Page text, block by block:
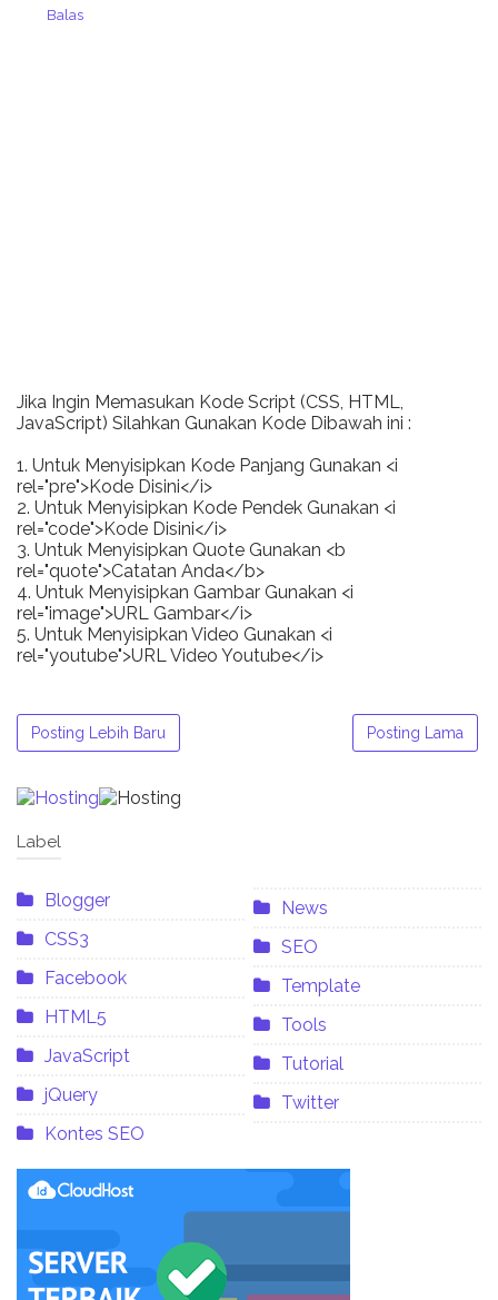
Balas
Jika Ingin Memasukan Kode Script (CSS, HTML,
JavaScript) Silahkan Gunakan Kode Dibawah ini :
1. Untuk Menyisipkan Kode Panjang Gunakan <i
rel="pre">Kode Disini</i>
2. Untuk Menyisipkan Kode Pendek Gunakan <i
rel="code">Kode Disini</i>
3. Untuk Menyisipkan Quote Gunakan <b
rel="quote">Catatan Anda</b>
4. Untuk Menyisipkan Gambar Gunakan <i
rel="image">URL Gambar</i>
5. Untuk Menyisipkan Video Gunakan <i
rel="youtube">URL Video Youtube</i>
Posting Lebih Baru Posting Lama
Label
Blogger
CSS3
Facebook
HTML5
JavaScript
jQuery
Kontes SEO
News
SEO
Template
Tools
Tutorial
Twitter